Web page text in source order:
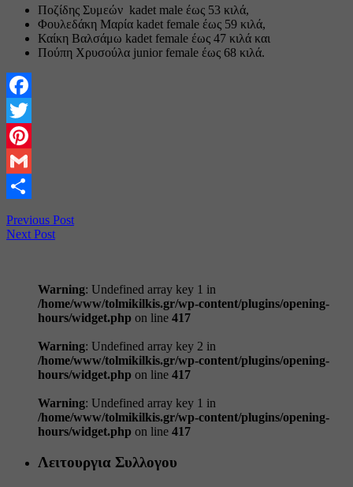
Ποζίδης Συμεών kadet male έως 53 κιλά,
Φουλεδάκη Μαρία kadet female έως 59 κιλά,
Καίκη Βαλσάμω kadet female έως 47 κιλά και
Πούπη Χρυσούλα junior female έως 68 κιλά.
Facebook
Twitter
Pinterest
Gmail
Previous Post
Next Post
Warning: Undefined array key 1 in
/home/www/tolmikilkis.gr/wp-content/plugins/opening-
hours/widget.php on line 417
Warning: Undefined array key 2 in
/home/www/tolmikilkis.gr/wp-content/plugins/opening-
hours/widget.php on line 417
Warning: Undefined array key 1 in
/home/www/tolmikilkis.gr/wp-content/plugins/opening-
hours/widget.php on line 417
Λειτουργια Συλλογου